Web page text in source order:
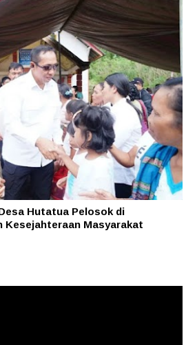
Hutatua Pelosok di
Kesejahteraan Masyarakat